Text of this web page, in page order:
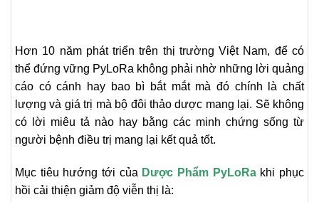
Hơn 10 năm phát triển trên thị trường Việt Nam, để có
thể đứng vững PyLoRa không phải nhờ những lời quảng
cáo có cánh hay bao bì bắt mắt mà đó chính là chất
lượng và giá trị mà bộ đôi thảo dược mang lại. Sẽ không
có lời miêu tả nào hay bằng các minh chứng sống từ
người bệnh điều trị mang lại kết quả tốt.
Mục tiêu hướng tới của Dược Phẩm PyLoRakhi phục
hồi cải thiện giảm độ viễn thị là: